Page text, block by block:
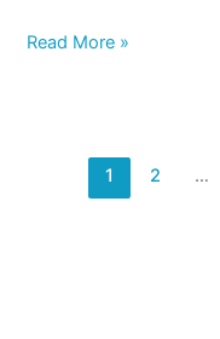
Read More »
1 2 …